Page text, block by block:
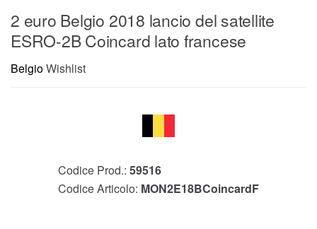
2 euro Belgio 2018 lancio del satellite
ESRO-2B Coincard lato francese
BelgioWishlist
Codice Prod.: 59516
Codice Articolo: MON2E18BCoincardF